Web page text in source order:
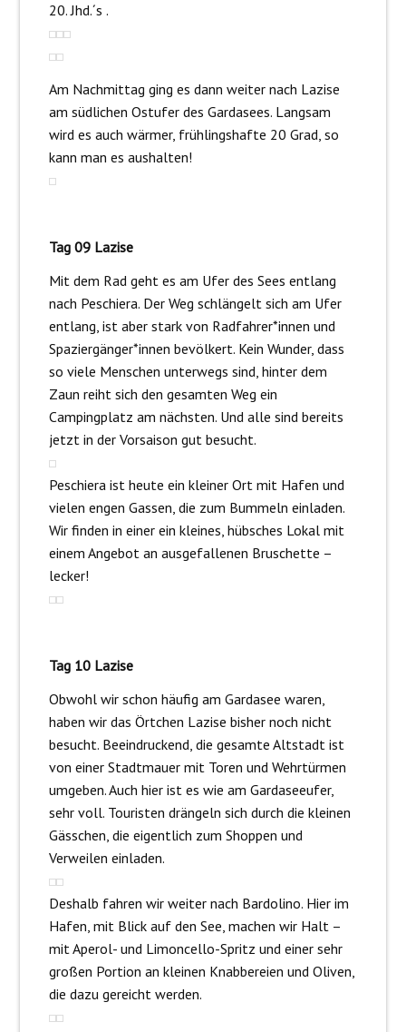
20. Jhd.´s .
Am Nachmittag ging es dann weiter nach Lazise
am südlichen Ostufer des Gardasees. Langsam
wird es auch wärmer, frühlingshafte 20 Grad, so
kann man es aushalten!
Tag 09 Lazise
Mit dem Rad geht es am Ufer des Sees entlang
nach Peschiera. Der Weg schlängelt sich am Ufer
entlang, ist aber stark von Radfahrer*innen und
Spaziergänger*innen bevölkert. Kein Wunder, dass
so viele Menschen unterwegs sind, hinter dem
Zaun reiht sich den gesamten Weg ein
Campingplatz am nächsten. Und alle sind bereits
jetzt in der Vorsaison gut besucht.
Peschiera ist heute ein kleiner Ort mit Hafen und
vielen engen Gassen, die zum Bummeln einladen.
Wir finden in einer ein kleines, hübsches Lokal mit
einem Angebot an ausgefallenen Bruschette –
lecker!
Tag 10 Lazise
Obwohl wir schon häufig am Gardasee waren,
haben wir das Örtchen Lazise bisher noch nicht
besucht. Beeindruckend, die gesamte Altstadt ist
von einer Stadtmauer mit Toren und Wehrtürmen
umgeben. Auch hier ist es wie am Gardaseeufer,
sehr voll. Touristen drängeln sich durch die kleinen
Gässchen, die eigentlich zum Shoppen und
Verweilen einladen.
Deshalb fahren wir weiter nach Bardolino. Hier im
Hafen, mit Blick auf den See, machen wir Halt –
mit Aperol- und Limoncello-Spritz und einer sehr
großen Portion an kleinen Knabbereien und Oliven,
die dazu gereicht werden.